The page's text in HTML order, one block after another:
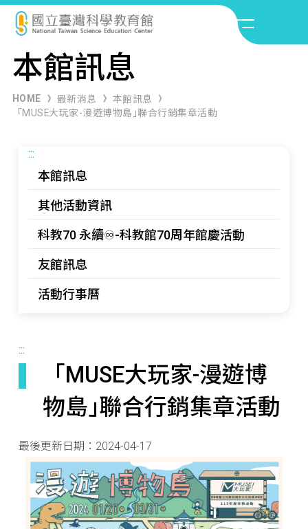
本館訊息
HOME 最新消息
本館訊息
「MUSE大玩家-漫遊博物島｣聯合行銷集章活動
:::
本館訊息
其他活動資訊
科教70 永續♾️-科教館70周年館慶活動
友館訊息
活動行事曆
:::
「MUSE大玩家-漫遊博
物島｣聯合行銷集章活動
最後更新日期： 2024-04-17